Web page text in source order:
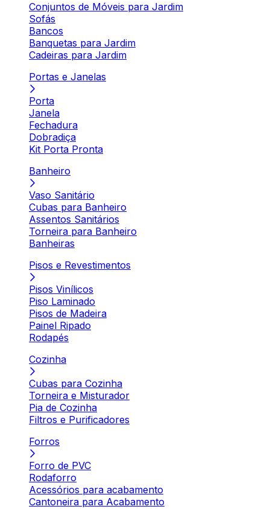
Conjuntos de Móveis para Jardim
Sofás
Bancos
Banquetas para Jardim
Cadeiras para Jardim
Portas e Janelas
Porta
Janela
Fechadura
Dobradiça
Kit Porta Pronta
Banheiro
Vaso Sanitário
Cubas para Banheiro
Assentos Sanitários
Torneira para Banheiro
Banheiras
Pisos e Revestimentos
Pisos Vinílicos
Piso Laminado
Pisos de Madeira
Painel Ripado
Rodapés
Cozinha
Cubas para Cozinha
Torneira e Misturador
Pia de Cozinha
Filtros e Purificadores
Forros
Forro de PVC
Rodaforro
Acessórios para acabamento
Cantoneira para Acabamento